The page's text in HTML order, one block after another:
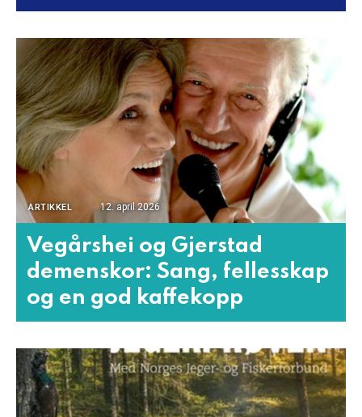
ARTIKKEL 12. april 2026
Vegårshei og Gjerstad
demenskor: Sang, fellesskap
og en god kaffekopp